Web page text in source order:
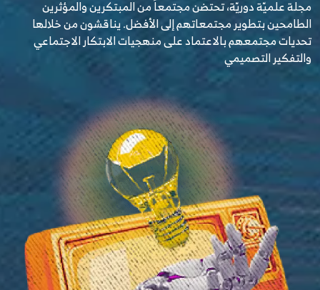
مجلة علميّة دوريّة، تحتضن مجتمعاً من المبتكرين والمؤثرين
الطامحين بتطوير مجتمعاتهم إلى الأفضل. يناقشون من خلالها
تحديات مجتمعهم بالاعتماد على منهجيات الابتكار الاجتماعي
والتفكير التصميمي